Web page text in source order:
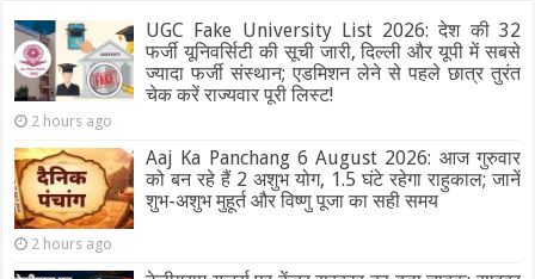
UGC Fake University List 2026: देश की 32
फर्जी यूनिवर्सिटी की सूची जारी, दिल्ली और यूपी में सबसे
ज्यादा फर्जी संस्थान; एडमिशन लेने से पहले छात्र तुरंत
चेक करें राज्यवार पूरी लिस्ट!
2 hours ago
Aaj Ka Panchang 6 August 2026: आज गुरुवार
को बन रहे हैं 2 अशुभ योग, 1.5 घंटे रहेगा राहुकाल; जानें
शुभ-अशुभ मुहूर्त और विष्णु पूजा का सही समय
2 hours ago